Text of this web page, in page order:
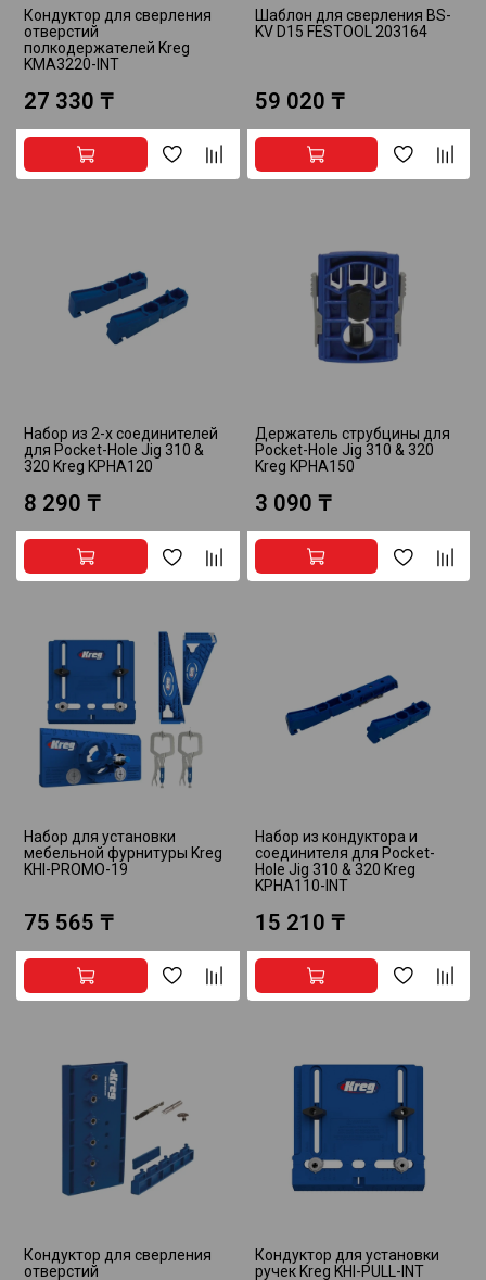
Кондуктор для сверления
отверстий
полкодержателей Kreg
KMA3220-INT
27 330 ₸
Шаблон для сверления BS-
KV D15 FESTOOL 203164
59 020 ₸
Набор из 2-х соединителей
для Pocket-Hole Jig 310 &
320 Kreg KPHA120
8 290 ₸
Держатель струбцины для
Pocket-Hole Jig 310 & 320
Kreg KPHA150
3 090 ₸
Набор для установки
мебельной фурнитуры Kreg
KHI-PROMO-19
75 565 ₸
Набор из кондуктора и
соединителя для Pocket-
Hole Jig 310 & 320 Kreg
KPHA110-INT
15 210 ₸
Кондуктор для сверления
отверстий
Кондуктор для установки
ручек Kreg KHI-PULL-INT